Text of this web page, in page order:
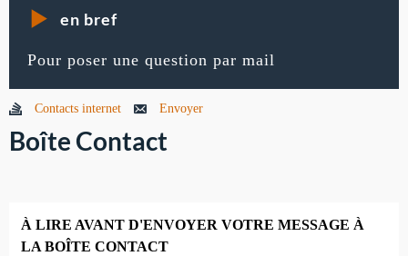
en bref
Pour poser une question par mail
Contacts internet Envoyer
Boîte Contact
À LIRE AVANT D'ENVOYER VOTRE MESSAGE À
LA BOÎTE CONTACT